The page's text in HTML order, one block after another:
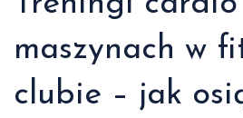
maszynach w
clubie – jak